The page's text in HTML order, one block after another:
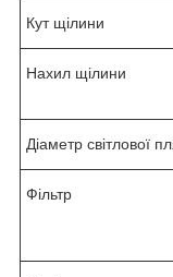
Кут щілини
Нахил щілини
Діаметр світлової
Фільтр